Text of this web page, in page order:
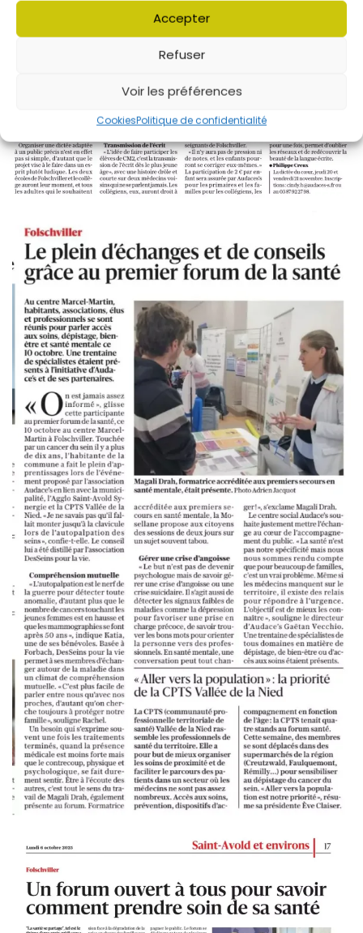
Accepter
Refuser
Voir les préférences
CookiesPolitique de confidentialité